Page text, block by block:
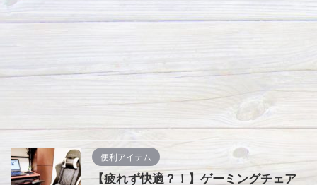
便利アイテム
【疲れず快適？！】ゲーミングチェア